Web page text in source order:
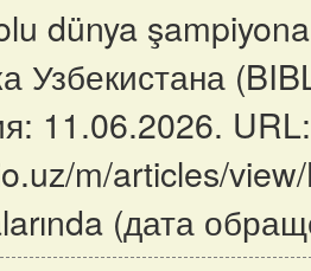
dünya
Узбекистана
11.06.2026. URL:
m/articles/
(дата